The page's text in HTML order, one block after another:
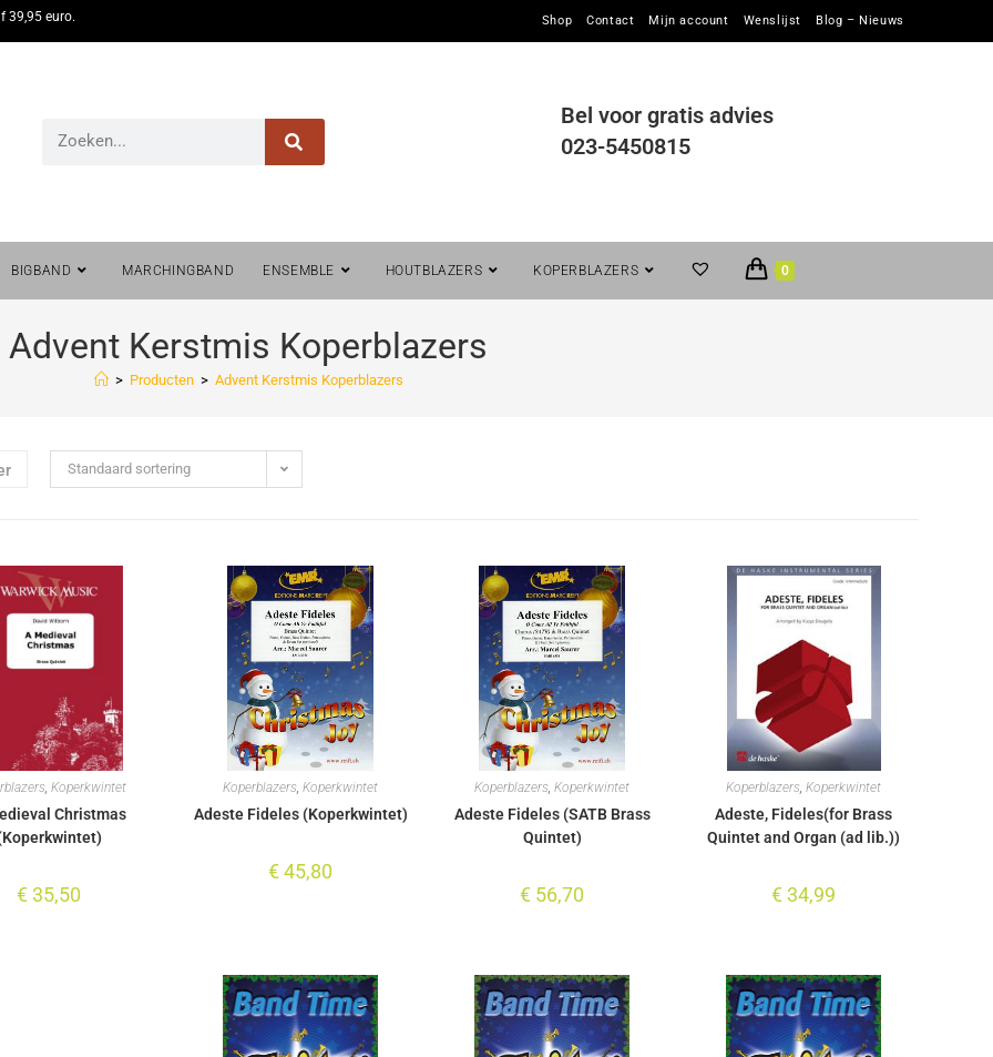
39,95 euro. Shop Contact Mijn account Wenslijst Blog – Nieuws
Bel voor gratis advies
023-5450815
BIGBAND MARCHINGBAND ENSEMBLE HOUTBLAZERS KOPERBLAZERS 0
Advent Kerstmis Koperblazers
> Producten > Advent Kerstmis Koperblazers
Standaard sortering
,Koperkwintet
Christmas
€35,50
Koperblazers,Koperkwintet
Adeste Fideles (Koperkwintet)
€45,80
Koperblazers,Koperkwintet
Adeste Fideles (SATB Brass
Quintet)
€ 56,70
Koperblazers,Koperkwintet
Adeste, Fideles(for Brass
Quintet and Organ (ad lib.))
€34,99